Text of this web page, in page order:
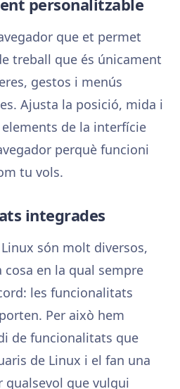
que et permet
treball que és únicament
gestos i menús
Ajusta la posició, mida i
de la interfície
perquè funcioni
tu vols.
integrades
són molt diversos,
cosa en la qual sempre
les funcionalitats
Per això hem
de funcionalitats que
de Linux i el fan una
qualsevol que vulgui